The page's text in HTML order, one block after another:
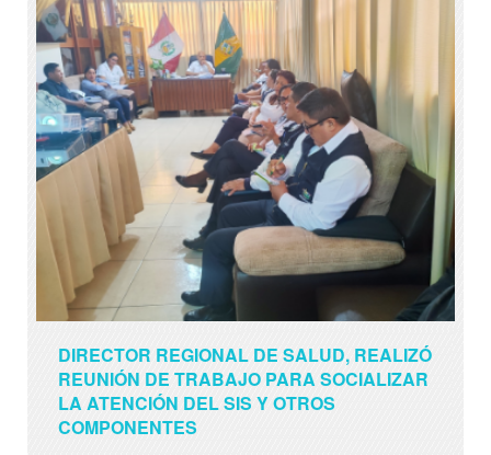
DIRECTOR REGIONAL DE SALUD, REALIZÓ
REUNIÓN DE TRABAJO PARA SOCIALIZAR
LA ATENCIÓN DEL SIS Y OTROS
COMPONENTES